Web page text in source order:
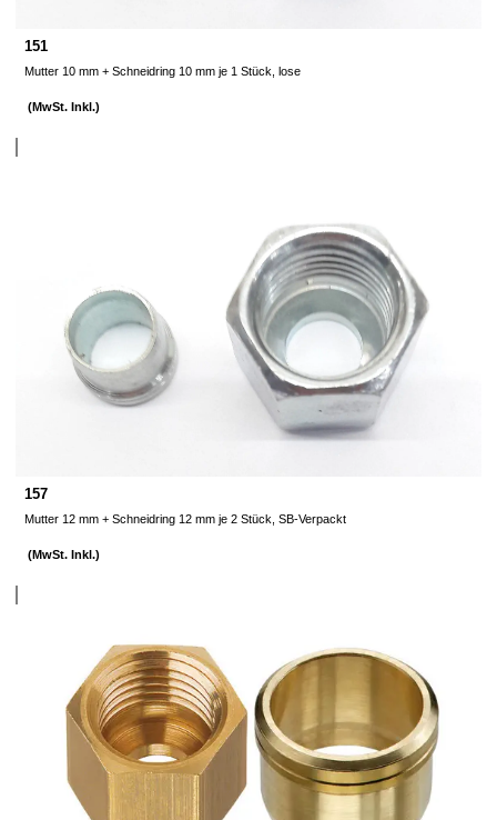
151
Mutter 10 mm + Schneidring 10 mm je 1 Stück, lose
(MwSt. Inkl.)
157
Mutter 12 mm + Schneidring 12 mm je 2 Stück, SB-Verpackt
(MwSt. Inkl.)